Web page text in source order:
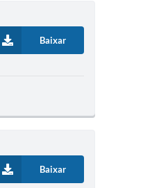
Baixar
Baixar